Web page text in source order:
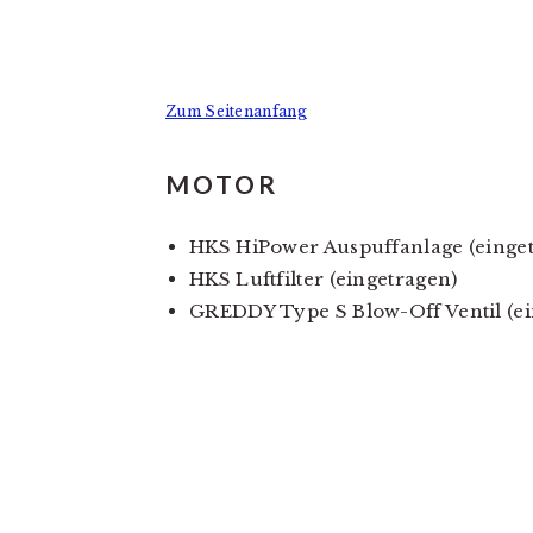
Zum Seitenanfang
MOTOR
HKS HiPower Auspuffanlage
HKS Luftfilter (eingetragen)
GREDDY Type S Blow-Off Ventil